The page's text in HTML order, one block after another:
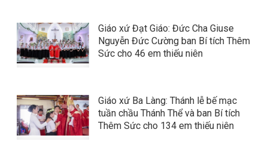
Giáo xứ Đạt Giáo: Đức Cha Giuse
Nguyễn Đức Cường ban Bí tích Thêm
Sức cho 46 em thiếu niên
Giáo xứ Ba Làng: Thánh lễ bế mạc
tuần chầu Thánh Thể và ban Bí tích
Thêm Sức cho 134 em thiếu niên